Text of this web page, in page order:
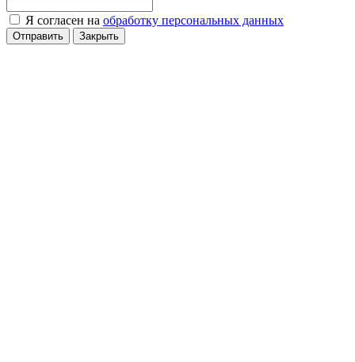
Я согласен на обработку персональных данных
Отправить Закрыть